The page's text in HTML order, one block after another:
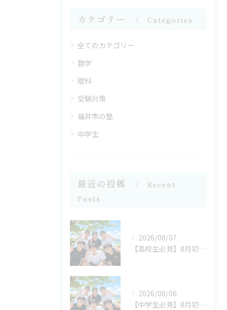
カテゴリー Categories
全てのカテゴリー
数学
理科
受験対策
福井市の塾
中学生
最近の投稿
Recent
Posts
2026/08/07
【高校生必見】8月初旬の過ごし方で夏休みの成果が決まる！今こそ勉強を立て直すチャンス 坂井市の学習塾なら考学理数塾へ
2026/08/06
【中学生必見】8月初旬の過ごし方で2学期の成績が決まる！今だから始めたい勉強習慣 坂井市の学習塾なら考学理数塾へ